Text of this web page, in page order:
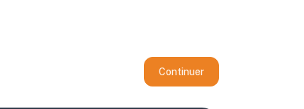
Continuer